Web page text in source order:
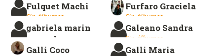
Fulquet Machi
Sin álbumes.
Furfaro Graciela
Sin álbumes.
gabriela marin
acevedo
Sin álbumes.
Galeano Sandra
Sin álbumes.
Galli Coco
Galli Maria